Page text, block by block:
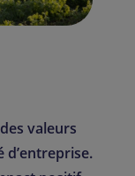
valeurs